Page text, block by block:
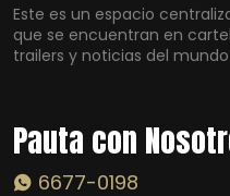
Este es un espacio
que se encuentran en
trailers y noticias del
Pauta con
6677-0198